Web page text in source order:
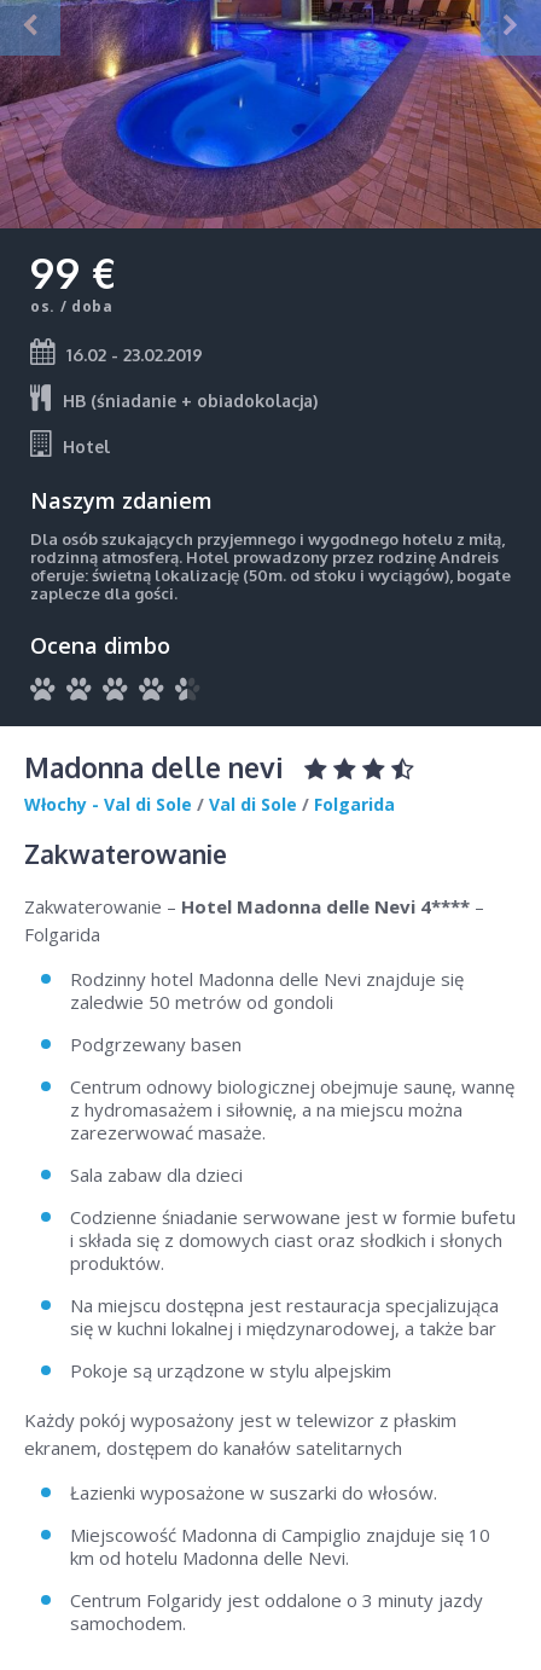
99 €
os. / doba
16.02 - 23.02.2019
HB (śniadanie + obiadokolacja)
Hotel
Naszym zdaniem
Dla osób szukających przyjemnego i wygodnego hotelu z miłą,
rodzinną atmosferą. Hotel prowadzony przez rodzinę Andreis
oferuje: świetną lokalizację (50m. od stoku i wyciągów), bogate
zaplecze dla gości.
Ocena dimbo
Madonna delle nevi
Włochy - Val di Sole / Val di Sole / Folgarida
Zakwaterowanie
Zakwaterowanie – Hotel Madonna delle Nevi 4**** –
Folgarida
Rodzinny hotel Madonna delle Nevi znajduje się
zaledwie 50 metrów od gondoli
Podgrzewany basen
Centrum odnowy biologicznej obejmuje saunę, wannę
z hydromasażem i siłownię, a na miejscu można
zarezerwować masaże.
Sala zabaw dla dzieci
Codzienne śniadanie serwowane jest w formie bufetu
i składa się z domowych ciast oraz słodkich i słonych
produktów.
Na miejscu dostępna jest restauracja specjalizująca
się w kuchni lokalnej i międzynarodowej, a także bar
Pokoje są urządzone w stylu alpejskim
Każdy pokój wyposażony jest w telewizor z płaskim
ekranem, dostępem do kanałów satelitarnych
Łazienki wyposażone w suszarki do włosów.
Miejscowość Madonna di Campiglio znajduje się 10
km od hotelu Madonna delle Nevi.
Centrum Folgaridy jest oddalone o 3 minuty jazdy
samochodem.